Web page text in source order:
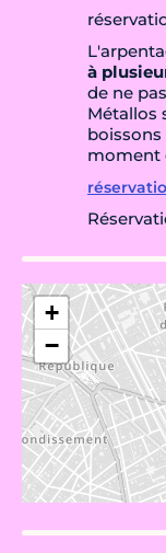
à
de ne
Métallos
moment
+
−